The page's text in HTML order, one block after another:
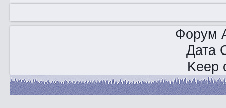
Форум
Дата
Keep